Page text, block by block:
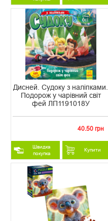
Дисней. Судоку з наліпками.
Подорож у чарівний світ
фей ЛП1191018У
40.50 грн
Швидка
покупка
Купити